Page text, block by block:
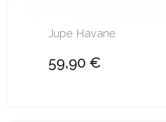
Jupe Havane
59,90 €